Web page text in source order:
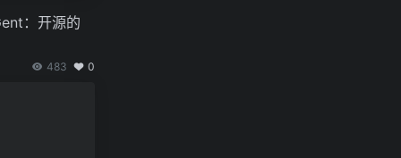
：开源的
483 0